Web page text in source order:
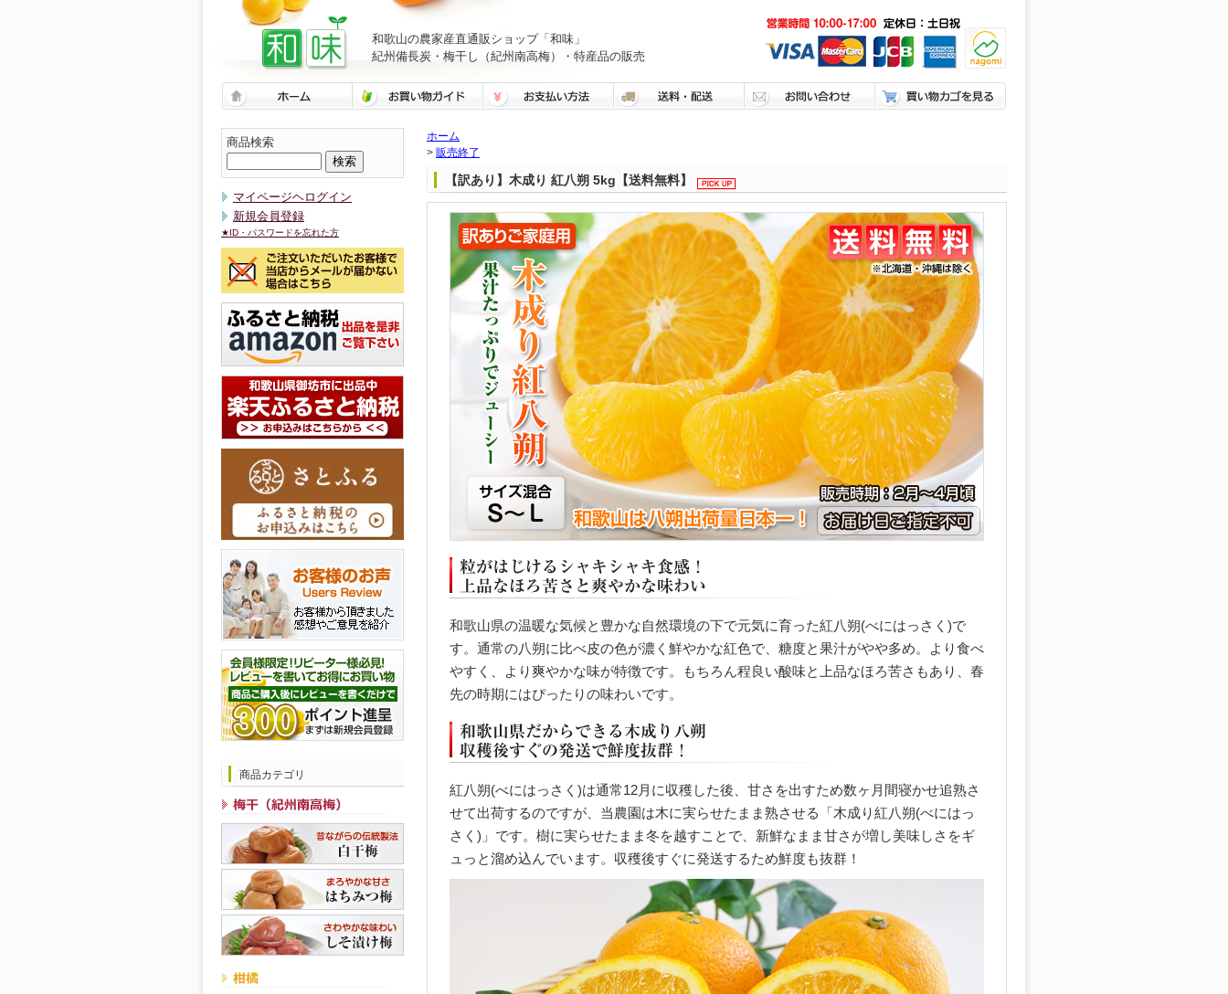
和歌山の農家産直通販ショップ「和味」
紀州備長炭・梅干し（紀州南高梅）・特産品の販売
商品検索
マイページヘログイン
新規会員登録
★ID・パスワードを忘れた方
商品カテゴリ
ホーム
> 販売終了
【訳あり】木成り 紅八朔 5kg【送料無料】
和歌山県の温暖な気候と豊かな自然環境の下で元気に育った紅八朔(べにはっさく)で
す。通常の八朔に比べ皮の色が濃く鮮やかな紅色で、糖度と果汁がやや多め。より食べ
やすく、より爽やかな味が特徴です。もちろん程良い酸味と上品なほろ苦さもあり、春
先の時期にはぴったりの味わいです。
紅八朔(べにはっさく)は通常12月に収穫した後、甘さを出すため数ヶ月間寝かせ追熟さ
せて出荷するのですが、当農園は木に実らせたまま熟させる「木成り紅八朔(べにはっ
さく)」です。樹に実らせたまま冬を越すことで、新鮮なまま甘さが増し美味しさをギ
ュっと溜め込んでいます。収穫後すぐに発送するため鮮度も抜群！